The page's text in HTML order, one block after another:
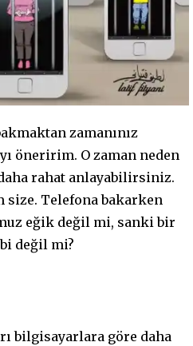
zamanınız
öneririm. O zaman neden
rahat anlayabilirsiniz.
size. Telefona bakarken
eğik değil mi, sanki bir
değil mi?
bilgisayarlara göre daha